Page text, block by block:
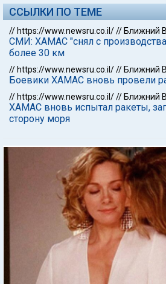
ССЫЛКИ ПО ТЕМЕ
// https://www.newsru.co.il/// Ближний
СМИ: ХАМАС "снял с
более 30 км
// https://www.newsru.co.il/// Ближний
Боевики ХАМАС вновь провели
// https://www.newsru.co.il/// Ближний
ХАМАС вновь испытал ракеты,
сторону моря